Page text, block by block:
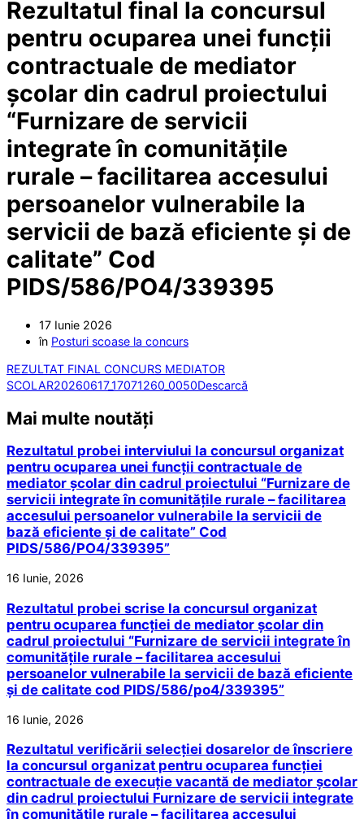
Rezultatul final la concursul
pentru ocuparea unei funcții
contractuale de mediator
școlar din cadrul proiectului
“Furnizare de servicii
integrate în comunitățile
rurale – facilitarea accesului
persoanelor vulnerabile la
servicii de bază eficiente și de
calitate” Cod
PIDS/586/PO4/339395
17 Iunie 2026
în Posturi scoase la concurs
REZULTAT FINAL CONCURS MEDIATOR
SCOLAR20260617_17071260_0050Descarcă
Mai multe noutăți
Rezultatul probei interviului la concursul organizat
pentru ocuparea unei funcții contractuale de
mediator școlar din cadrul proiectului “Furnizare de
servicii integrate în comunitățile rurale – facilitarea
accesului persoanelor vulnerabile la servicii de
bază eficiente și de calitate” Cod
PIDS/586/PO4/339395”
16 Iunie, 2026
Rezultatul probei scrise la concursul organizat
pentru ocuparea funcției de mediator școlar din
cadrul proiectului “Furnizare de servicii integrate în
comunitățile rurale – facilitarea accesului
persoanelor vulnerabile la servicii de bază eficiente
și de calitate cod PIDS/586/po4/339395”
16 Iunie, 2026
Rezultatul verificării selecției dosarelor de înscriere
la concursul organizat pentru ocuparea funcției
contractuale de execuție vacantă de mediator școlar
din cadrul proiectului Furnizare de servicii integrate
în comunitățile rurale – facilitarea accesului